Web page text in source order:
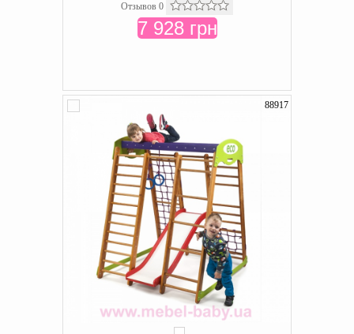
Отзывов 0
7 928 грн
88917